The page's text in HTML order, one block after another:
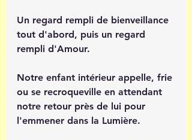
Un regard rempli de bienveillance
tout d'abord, puis un regard
rempli d'Amour.
Notre enfant intérieur appelle, frie
ou se recroqueville en attendant
notre retour près de lui pour
l'emmener dans la Lumière.